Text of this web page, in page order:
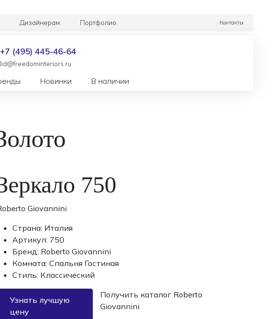
Дизайнерам Портфолио Контакты
+7 (495) 445-46-64
lid@freedominteriors.ru
Новинки В наличии
750
Giovannini
Страна: Италия
Артикул: 750
Бренд: Roberto Giovannini
Комната: Спальня Гостиная
Стиль: Классический
Узнать лучшую
цену
Получить каталог Roberto
Giovannini